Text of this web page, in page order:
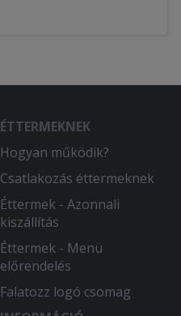
ÉTTERMEKNEK
Hogyan működik?
Csatlakozás éttermeknek
Éttermek - Azonnali
kiszállítás
Éttermek - Menü
előrendelés
Falatozz logó csomag